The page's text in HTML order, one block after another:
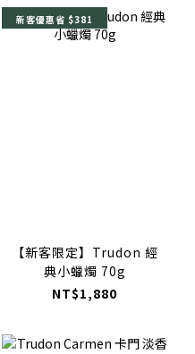
新客優惠省 $381
【新客限定】Trudon 經
典小蠟燭 70g
NT$1,880